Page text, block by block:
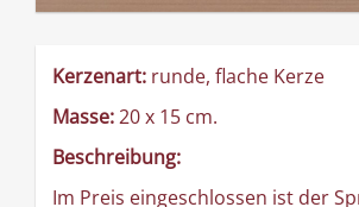
Kerzenart: runde, flache Kerze
Masse:20 x 15 cm.
Beschreibung:
Im Preis eingeschlossen ist der